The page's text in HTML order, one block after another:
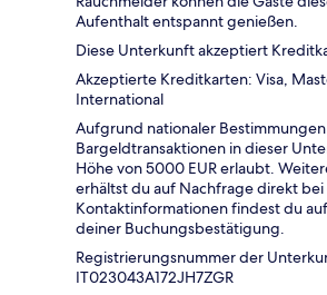
Aufenthalt entspannt genießen.
Diese Unterkunft akzeptiert
Akzeptierte Kreditkarten: Visa,
International
Aufgrund nationaler
Bargeldtransaktionen in dieser
Höhe von 5000 EUR erlaubt.
erhältst du auf Nachfrage direkt
Kontaktinformationen findest du auf
deiner Buchungsbestätigung.
Registrierungsnummer der
IT023043A172JH7ZGR